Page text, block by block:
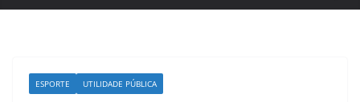
ESPORTE UTILIDADE PÚBLICA